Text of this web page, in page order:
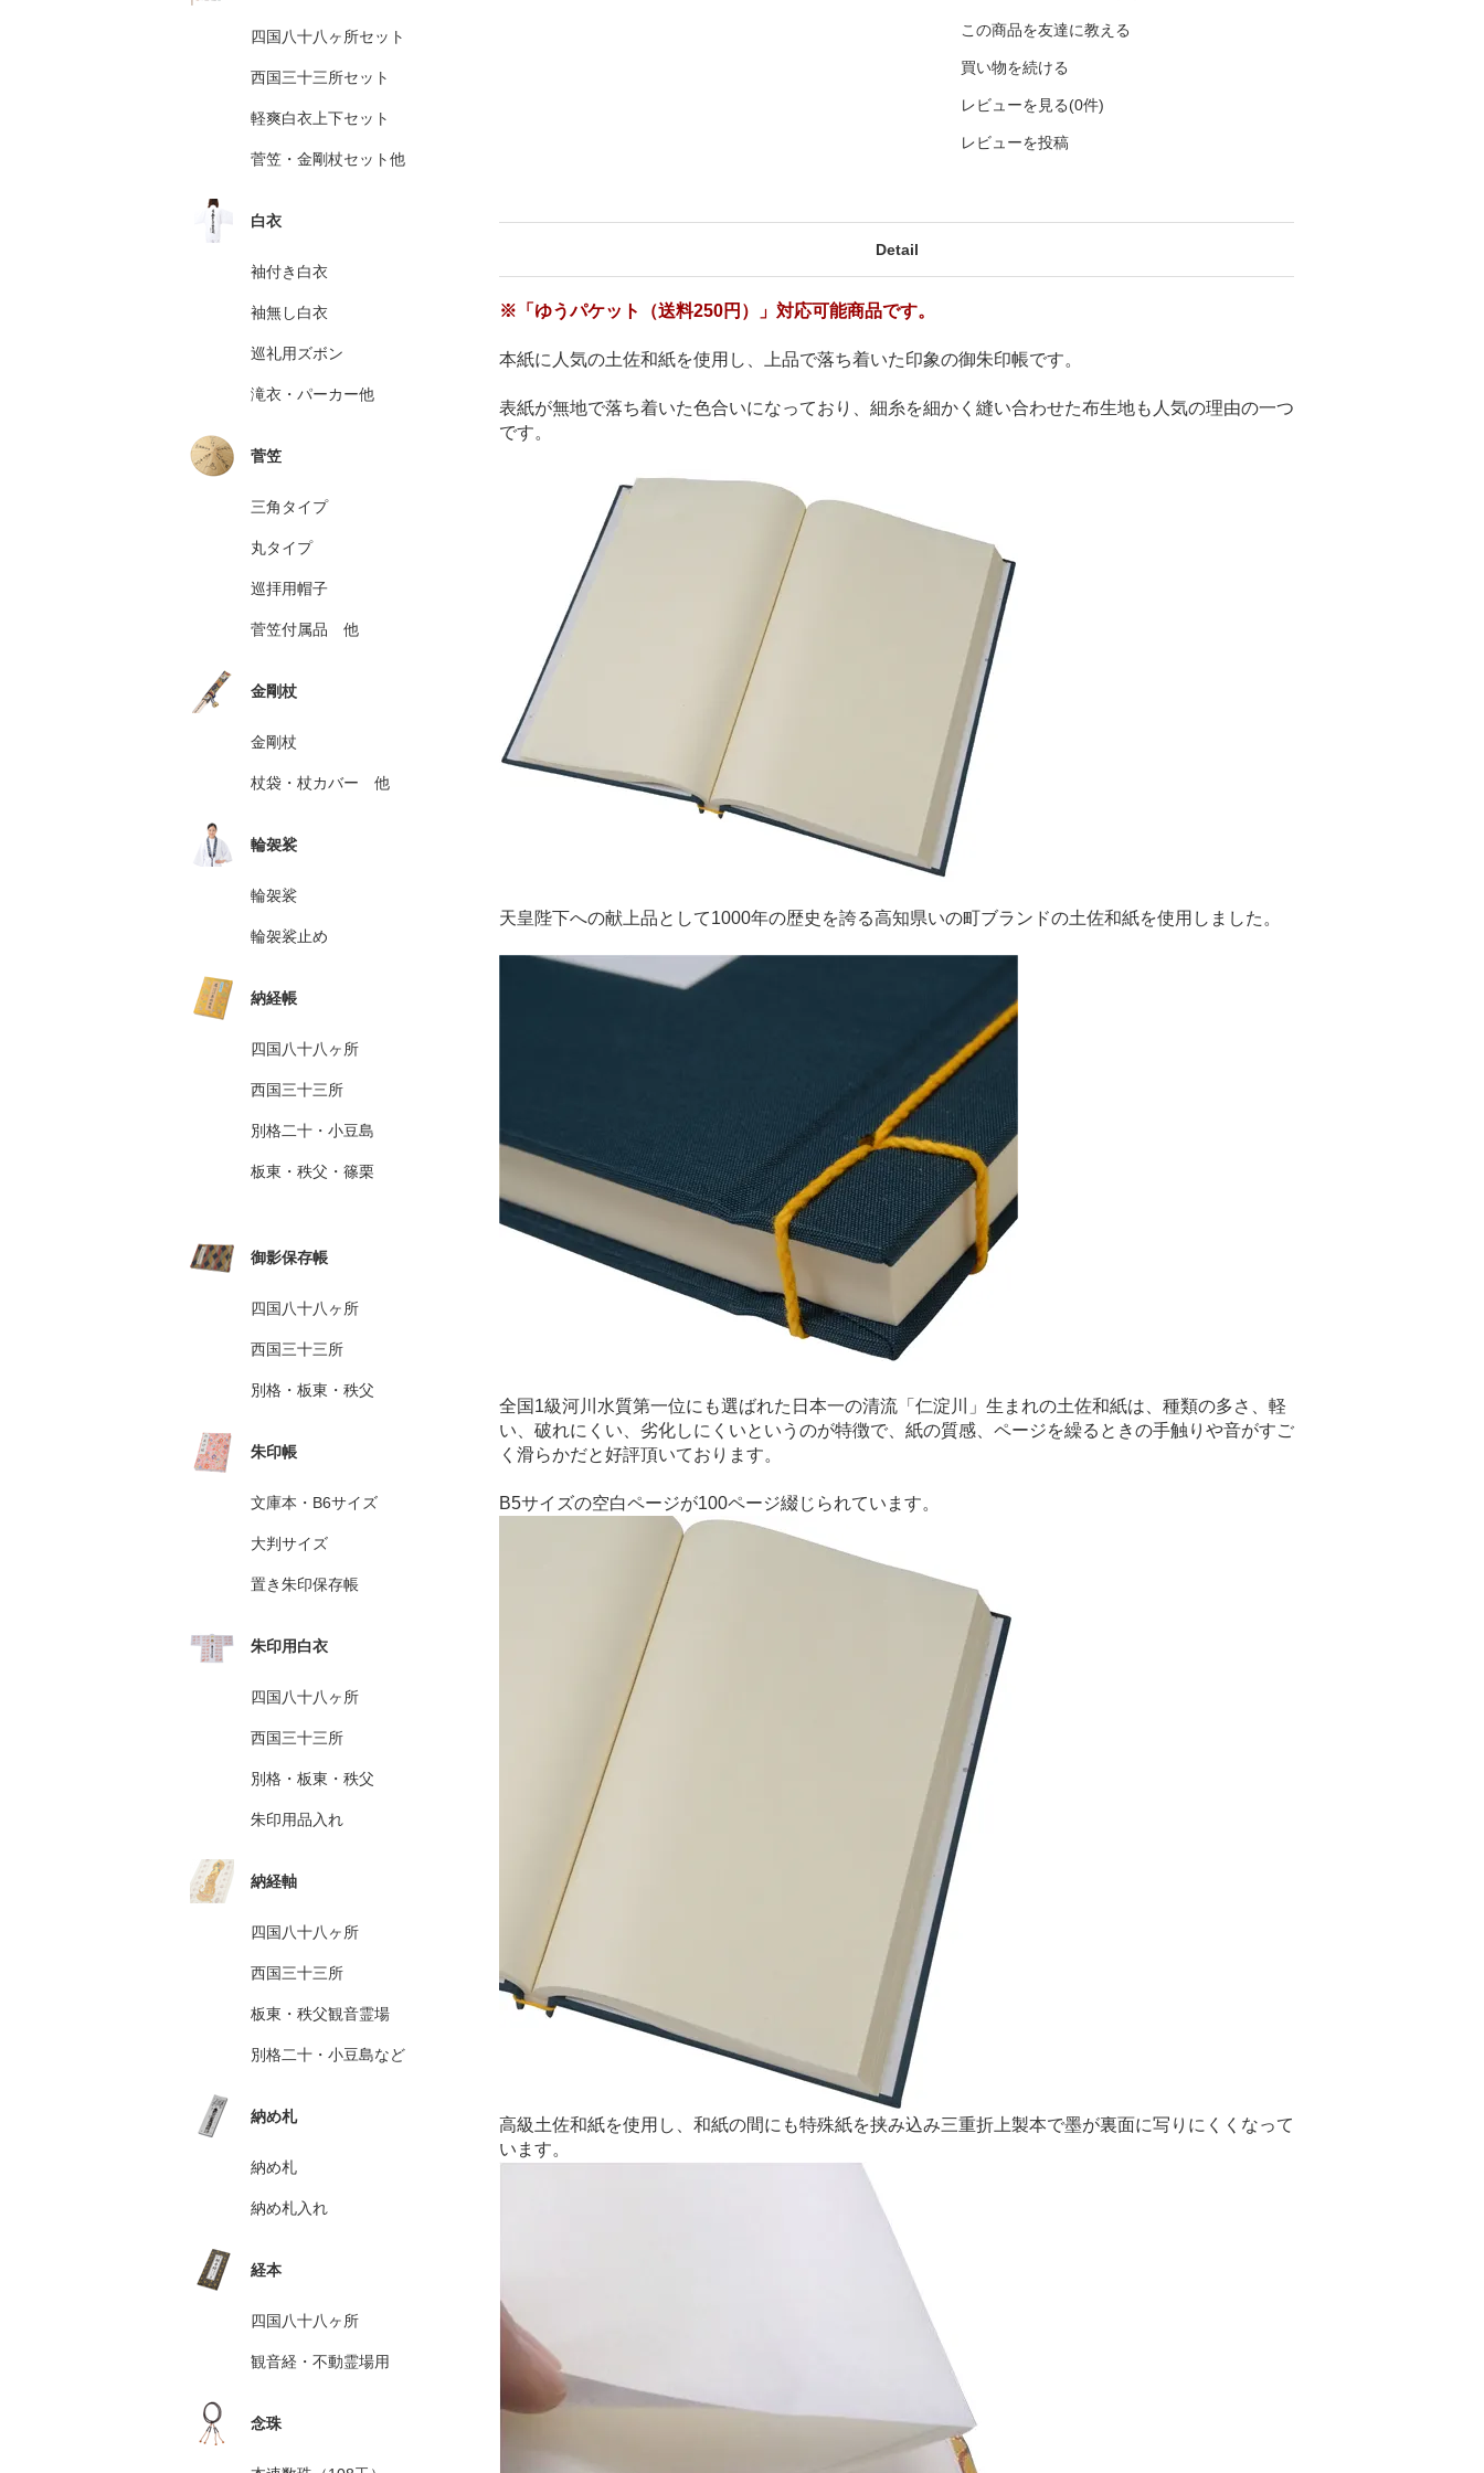
この商品を友達に教える
買い物を続ける
レビューを見る(0件)
レビューを投稿
Detail
※「ゆうパケット（送料250円）」対応可能商品です。
本紙に人気の土佐和紙を使用し、上品で落ち着いた印象の御朱印帳です。
表紙が無地で落ち着いた色合いになっており、細糸を細かく縫い合わせた布生地も人気の理由の一つ
です。
天皇陛下への献上品として1000年の歴史を誇る高知県いの町ブランドの土佐和紙を使用しました。
全国1級河川水質第一位にも選ばれた日本一の清流「仁淀川」生まれの土佐和紙は、種類の多さ、軽
い、破れにくい、劣化しにくいというのが特徴で、紙の質感、ページを繰るときの手触りや音がすご
く滑らかだと好評頂いております。
B5サイズの空白ページが100ページ綴じられています。
高級土佐和紙を使用し、和紙の間にも特殊紙を挟み込み三重折上製本で墨が裏面に写りにくくなって
います。
四国八十八ヶ所セット
西国三十三所セット
軽爽白衣上下セット
菅笠・金剛杖セット他
白衣
袖付き白衣
袖無し白衣
巡礼用ズボン
滝衣・パーカー他
菅笠
三角タイプ
丸タイプ
巡拝用帽子
菅笠付属品 他
金剛杖
金剛杖
杖袋・杖カバー 他
輪袈裟
輪袈裟
輪袈裟止め
納経帳
四国八十八ヶ所
西国三十三所
別格二十・小豆島
板東・秩父・篠栗
御影保存帳
四国八十八ヶ所
西国三十三所
別格・板東・秩父
朱印帳
文庫本・B6サイズ
大判サイズ
置き朱印保存帳
朱印用白衣
四国八十八ヶ所
西国三十三所
別格・板東・秩父
朱印用品入れ
納経軸
四国八十八ヶ所
西国三十三所
板東・秩父観音霊場
別格二十・小豆島など
納め札
納め札
納め札入れ
経本
四国八十八ヶ所
観音経・不動霊場用
念珠